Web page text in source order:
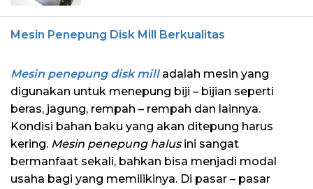
Mesin Penepung Disk Mill Berkualitas
Mesin penepung disk milladalah mesin yang
digunakan untuk menepung biji – bijian seperti
beras, jagung, rempah – rempah dan lainnya.
Kondisi bahan baku yang akan ditepung harus
kering. Mesin penepung halusini sangat
bermanfaat sekali, bahkan bisa menjadi modal
usaha bagi yang memilikinya. Di pasar – pasar